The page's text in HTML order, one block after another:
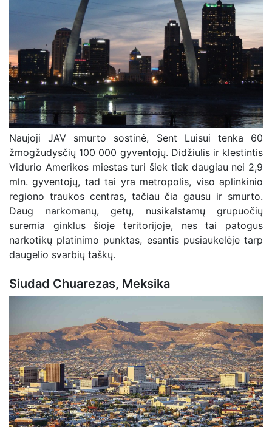
Naujoji JAV smurto sostinė, Sent Luisui tenka 60
žmogžudysčių 100 000 gyventojų. Didžiulis ir klestintis
Vidurio Amerikos miestas turi šiek tiek daugiau nei 2,9
mln. gyventojų, tad tai yra metropolis, viso aplinkinio
regiono traukos centras, tačiau čia gausu ir smurto.
Daug narkomanų, getų, nusikalstamų grupuočių
suremia ginklus šioje teritorijoje, nes tai patogus
narkotikų platinimo punktas, esantis pusiaukelėje tarp
daugelio svarbių taškų.
Siudad Chuarezas, Meksika